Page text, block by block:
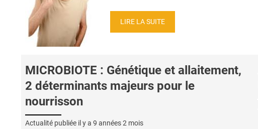
LIRE LA SUITE
MICROBIOTE : Génétique et allaitement,
2 déterminants majeurs pour le
nourrisson
Actualité publiée il y a 9 années 2 mois